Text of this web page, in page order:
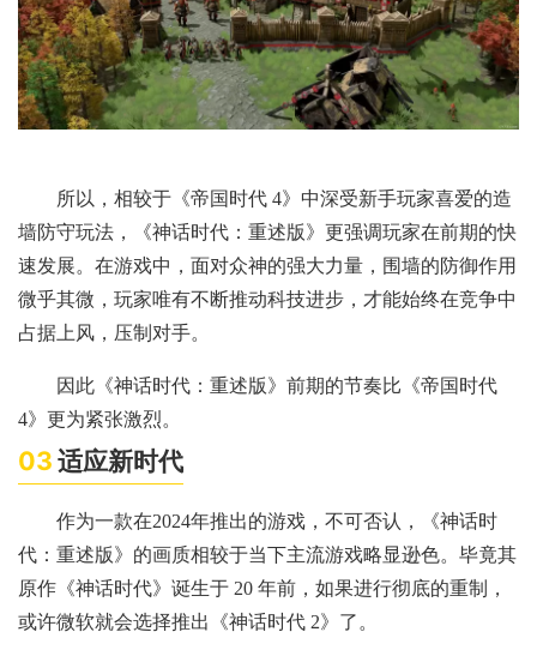
所以，相较于《帝国时代 4》中深受新手玩家喜爱的造
墙防守玩法，《神话时代：重述版》更强调玩家在前期的快
速发展。在游戏中，面对众神的强大力量，围墙的防御作用
微乎其微，玩家唯有不断推动科技进步，才能始终在竞争中
占据上风，压制对手。
因此《神话时代：重述版》前期的节奏比《帝国时代
4》更为紧张激烈。
03 适应新时代
作为一款在2024年推出的游戏，不可否认，《神话时
代：重述版》的画质相较于当下主流游戏略显逊色。毕竟其
原作《神话时代》诞生于 20 年前，如果进行彻底的重制，
或许微软就会选择推出《神话时代 2》了。